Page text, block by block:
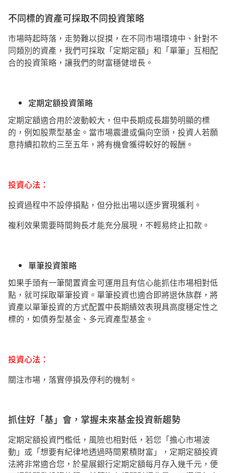
不同標的資產可採取不同投資策略
市場時起時落，走勢難以捉摸，在不同市場環境中、針對不
同類別的資產，我們可採取「定期定額」和「單筆」互相配
合的投資策略，讓我們的財富穩健增長。
定期定額投資策略
定期定額適合用於波動較大，但中長期成長趨勢明顯的標
的，例如股票型基金。當市場震盪或偏向空頭，投資人若願
意持續扣款約三至五年，將有機會獲得較好的報酬。
投資心法：
投資過程中不設停損點，但分批出場以逐步實現獲利。
複利效果需要時間夠長才能充分展現，不輕易終止扣款。
單筆投資策略
如果手頭有一筆閒置資金可運用且有信心能抓住市場相對低
點，就可採取單筆投資。單筆投資也適合即將退休族群，將
資產以單筆投資的方式配置中長期績效表現具高度穩定性之
標的，如債券型基金、多元資產型基金。
投資心法：
關注市場，落實停損及停利的機制。
抓住好「基」會，掌握未來基金投資新趨勢
定期定額投資門檻低，風險也相對低，若您「擔心市場波
動」或「想要有紀律地透過時間累積財富」，定期定額投資
法將非常適合您，於星展銀行定期定額每月存入幾千元，便